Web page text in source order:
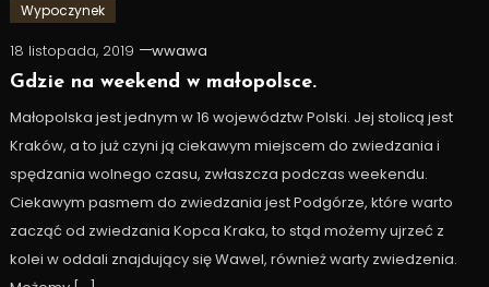
Wypoczynek
18 listopada, 2019
wwawa
Gdzie na weekend w małopolsce.
Małopolska jest jednym w 16 województw Polski. Jej stolicą jest
Kraków, a to już czyni ją ciekawym miejscem do zwiedzania i
spędzania wolnego czasu, zwłaszcza podczas weekendu.
Ciekawym pasmem do zwiedzania jest Podgórze, które warto
zacząć od zwiedzania Kopca Kraka, to stąd możemy ujrzeć z
kolei w oddali znajdujący się Wawel, również warty zwiedzenia.